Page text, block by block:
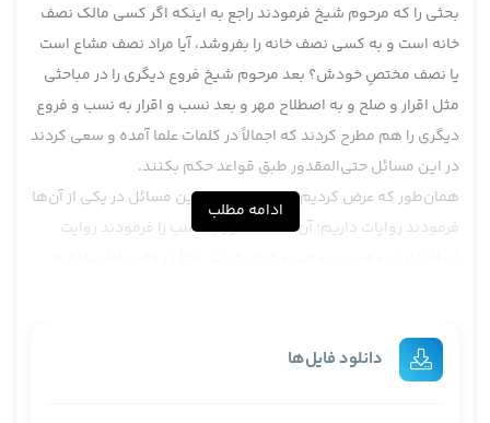
بحثی را که مرحوم شیخ فرمودند راجع به اینکه اگر کسی مالک نصف
خانه است و به کسی نصف خانه را بفروشد، آیا مراد نصف مشاع است
یا نصف مختصِ خودش؟ بعد مرحوم شیخ فروع دیگری را در مباحثی
مثل اقرار و صلح و به اصطلاح مهر و بعد نسب و اقرار به نسب و فروع
دیگری را هم مطرح کردند که اجمالاً در کلمات علما آمده و سعی کردند
در این مسائل حتی‌المقدور طبق قواعد حکم بکنند.
همان‌طور که عرض کردیم، البته ایشان در این مسائل در یکی از آن‌ها
فرمودند روایات داریم؛ آن مسئله اقرار به نسب را فرمودند روایت
است. توضیحاتش را عرض کردیم؛ این شخص، شخص کذابی است،
معروف به کذب است، اصلاً بین اهل سنت، اشهر الکذابین بین اهل
ادامه مطلب
دانلود فایل‌ها